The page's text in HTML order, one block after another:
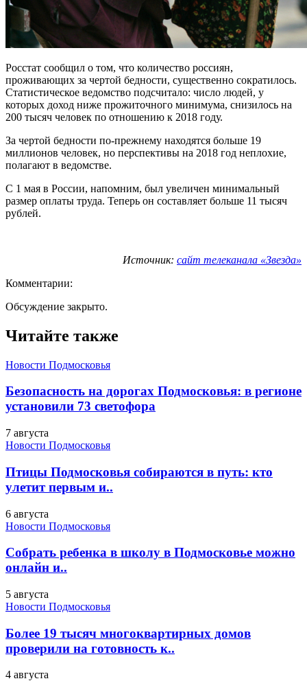
Росстат сообщил о том, что количество россиян,
проживающих за чертой бедности, существенно сократилось.
Статистическое ведомство подсчитало: число людей, у
которых доход ниже прожиточного минимума, снизилось на
200 тысяч человек по отношению к 2018 году.
За чертой бедности по-прежнему находятся больше 19
миллионов человек, но перспективы на 2018 год неплохие,
полагают в ведомстве.
С 1 мая в России, напомним, был увеличен минимальный
размер оплаты труда. Теперь он составляет больше 11 тысяч
рублей.
Источник: сайт телеканала «Звезда»
Комментарии:
Обсуждение закрыто.
Читайте также
Новости Подмосковья
Безопасность на дорогах Подмосковья: в регионе
установили 73 светофора
7 августа
Новости Подмосковья
Птицы Подмосковья собираются в путь: кто
улетит первым и..
6 августа
Новости Подмосковья
Собрать ребенка в школу в Подмосковье можно
онлайн и..
5 августа
Новости Подмосковья
Более 19 тысяч многоквартирных домов
проверили на готовность к..
4 августа